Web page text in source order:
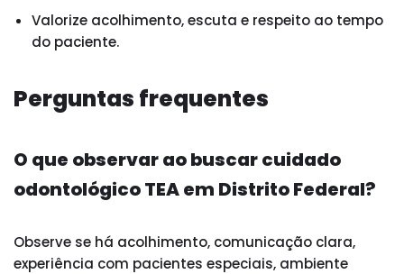
Valorize acolhimento, escuta e respeito ao tempo
do paciente.
Perguntas frequentes
O que observar ao buscar cuidado
odontológico TEA em Distrito Federal?
Observe se há acolhimento, comunicação clara,
experiência com pacientes especiais, ambiente